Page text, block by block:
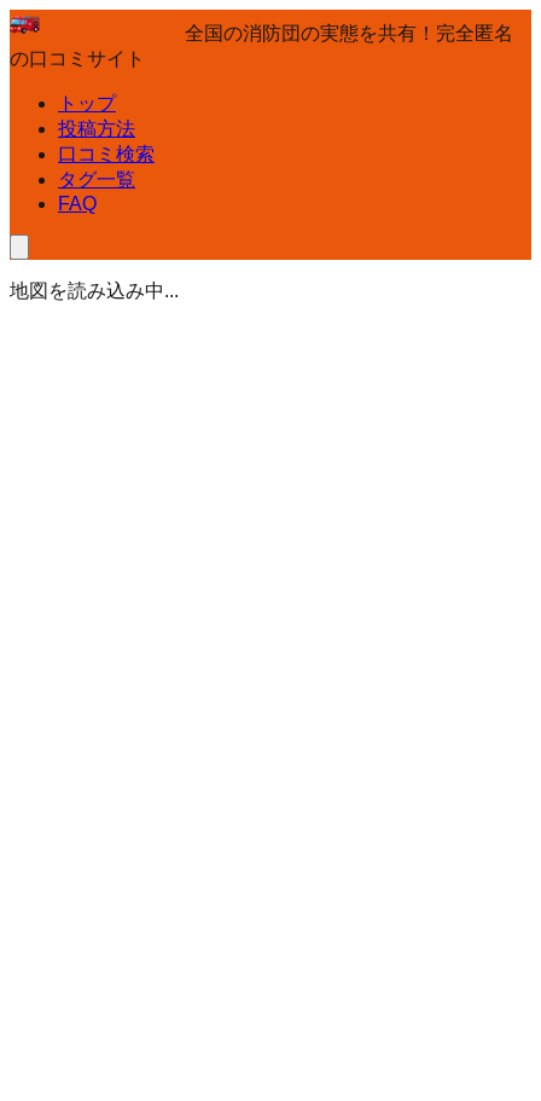
全国の消防団の実態を共有！完全匿名
の口コミサイト
トップ
投稿方法
口コミ検索
タグ一覧
FAQ
地図を読み込み中...